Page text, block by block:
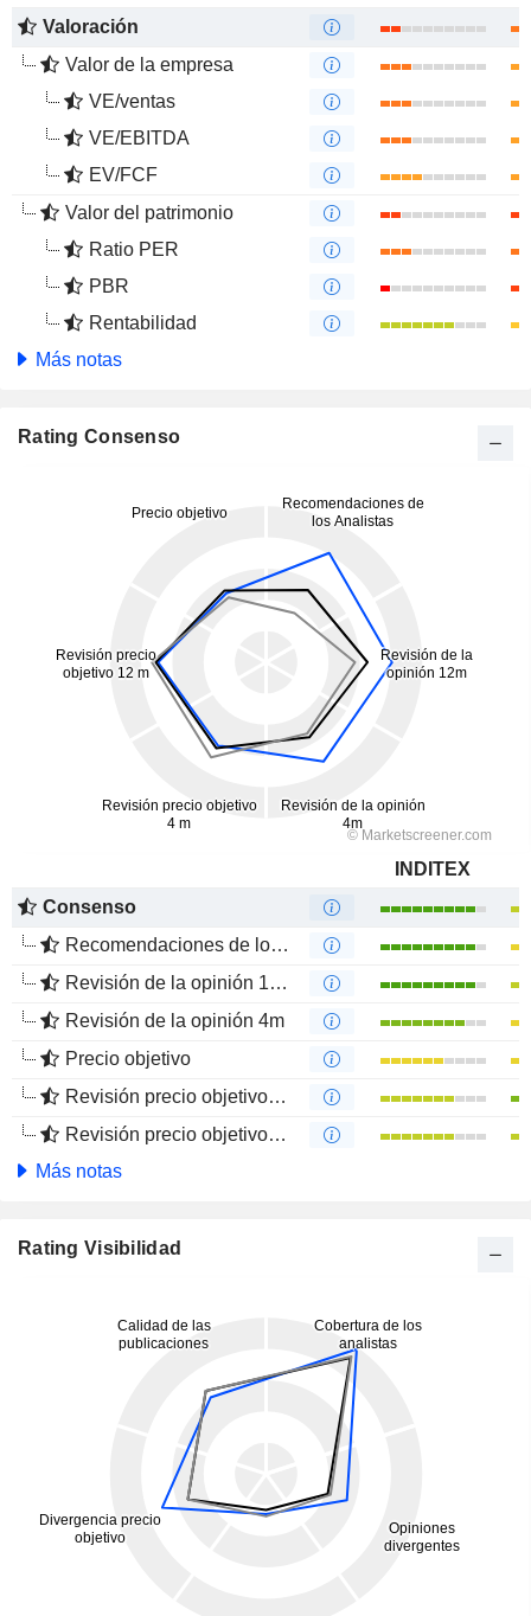
Valoración
Valor de la empresa
VE/ventas
VE/EBITDA
EV/FCF
Valor del patrimonio
Ratio PER
PBR
Rentabilidad
Más notas
Rating Consenso
INDITEX
Consenso
Recomendaciones de los Analistas
Revisión de la opinión 12m
Revisión de la opinión 4m
Precio objetivo
Revisión precio objetivo 12 m
Revisión precio objetivo 4 m
Más notas
Rating Visibilidad